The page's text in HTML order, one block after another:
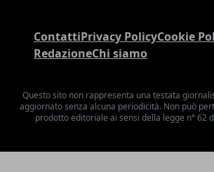
ContattiPrivacy PolicyCookie
RedazioneChi siamo
Questo sito non rappresenta una testata
aggiornato senza alcuna periodicità. Non può
prodotto editoriale ai sensi della legge n° 62